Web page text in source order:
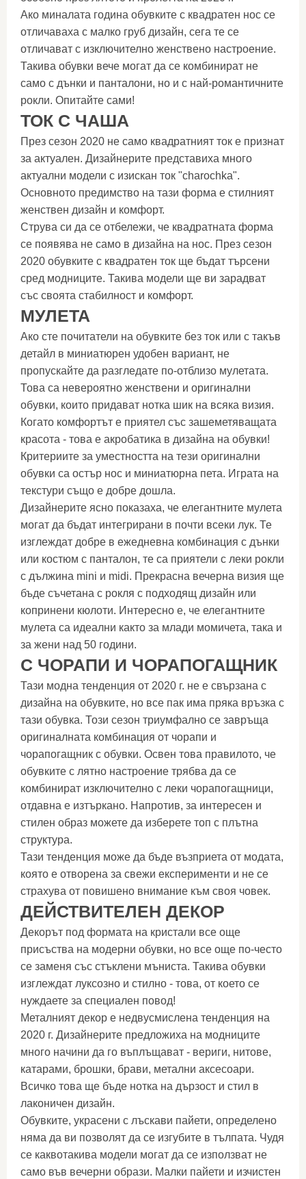
Ако миналата година обувките с квадратен нос се
отличаваха с малко груб дизайн, сега те се
отличават с изключително женствено настроение.
Такива обувки вече могат да се комбинират не
само с дънки и панталони, но и с най-романтичните
рокли. Опитайте сами!
ТОК С ЧАША
През сезон 2020 не само квадратният ток е признат
за актуален. Дизайнерите представиха много
актуални модели с изискан ток "charochka".
Основното предимство на тази форма е стилният
женствен дизайн и комфорт.
Струва си да се отбележи, че квадратната форма
се появява не само в дизайна на нос. През сезон
2020 обувките с квадратен ток ще бъдат търсени
сред модниците. Такива модели ще ви зарадват
със своята стабилност и комфорт.
МУЛЕТА
Ако сте почитатели на обувките без ток или с такъв
детайл в миниатюрен удобен вариант, не
пропускайте да разгледате по-отблизо мулетата.
Това са невероятно женствени и оригинални
обувки, които придават нотка шик на всяка визия.
Когато комфортът е приятел със зашеметяващата
красота - това е акробатика в дизайна на обувки!
Критериите за уместността на тези оригинални
обувки са остър нос и миниатюрна пета. Играта на
текстури също е добре дошла.
Дизайнерите ясно показаха, че елегантните мулета
могат да бъдат интегрирани в почти всеки лук. Те
изглеждат добре в ежедневна комбинация с дънки
или костюм с панталон, те са приятели с леки рокли
с дължина mini и midi. Прекрасна вечерна визия ще
бъде съчетана с рокля с подходящ дизайн или
копринени кюлоти. Интересно е, че елегантните
мулета са идеални както за млади момичета, така и
за жени над 50 години.
С ЧОРАПИ И ЧОРАПОГАЩНИК
Тази модна тенденция от 2020 г. не е свързана с
дизайна на обувките, но все пак има пряка връзка с
тази обувка. Този сезон триумфално се завръща
оригиналната комбинация от чорапи и
чорапогащник с обувки. Освен това правилото, че
обувките с лятно настроение трябва да се
комбинират изключително с леки чорапогащници,
отдавна е изтъркано. Напротив, за интересен и
стилен образ можете да изберете топ с плътна
структура.
Тази тенденция може да бъде възприета от модата,
която е отворена за свежи експерименти и не се
страхува от повишено внимание към своя човек.
ДЕЙСТВИТЕЛЕН ДЕКОР
Декорът под формата на кристали все още
присъства на модерни обувки, но все още по-често
се заменя със стъклени мъниста. Такива обувки
изглеждат луксозно и стилно - това, от което се
нуждаете за специален повод!
Металният декор е недвусмислена тенденция на
2020 г. Дизайнерите предложиха на модниците
много начини да го въплъщават - вериги, нитове,
катарами, брошки, брави, метални аксесоари.
Всичко това ще бъде нотка на дързост и стил в
лаконичен дизайн.
Обувките, украсени с лъскави пайети, определено
няма да ви позволят да се изгубите в тълпата. Чудя
се каквотакива модели могат да се използват не
само във вечерни образи. Малки пайети и изчистен